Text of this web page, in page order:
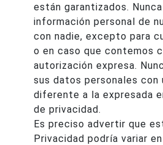
están garantizados.
información personal de
con nadie, excepto para
o en caso que contemos
autorización expresa.
sus datos personales con
diferente a la expresada
de privacidad.
Es preciso advertir que
Privacidad podría variar